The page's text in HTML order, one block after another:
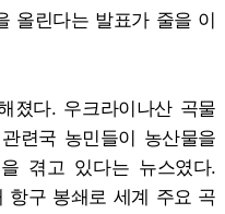
올린다는 발표가 줄을 이
졌다. 우크라이나산 곡물
련국 농민들이 농산물을
겪고 있다는 뉴스였다.
항구 봉쇄로 세계 주요 곡